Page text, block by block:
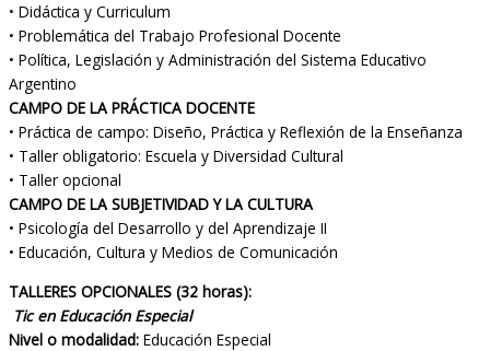
• Didáctica y Curriculum
• Problemática del Trabajo Profesional Docente
• Política, Legislación y Administración del Sistema Educativo
Argentino
CAMPO DE LA PRÁCTICA DOCENTE
• Práctica de campo: Diseño, Práctica y Reflexión de la Enseñanza
• Taller obligatorio: Escuela y Diversidad Cultural
• Taller opcional
CAMPO DE LA SUBJETIVIDAD Y LA CULTURA
• Psicología del Desarrollo y del Aprendizaje II
• Educación, Cultura y Medios de Comunicación
TALLERES OPCIONALES (32 horas):
Tic en Educación Especial
Nivel o modalidad: Educación Especial